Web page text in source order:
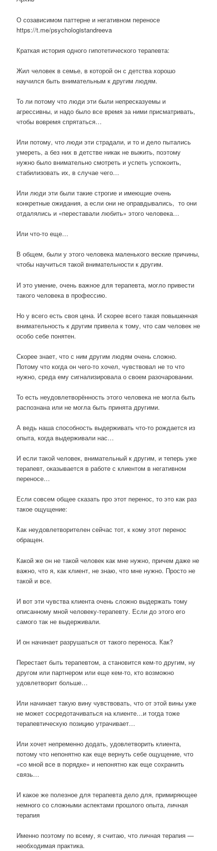
О созависимом паттерне и негативном переносе
https://t.me/psychologistandreeva
Краткая история одного гипотетического терапевта:
Жил человек в семье, в которой он с детства хорошо
научился быть внимательным к другим людям.
То ли потому что люди эти были непресказуемы и
агрессивны, и надо было все время за ними присматривать,
чтобы вовремя спрятаться…
Или потому, что люди эти страдали, и то и дело пытались
умереть, а без них в детстве никак не выжить, поэтому
нужно было внимательно смотреть и успеть успокоить,
стабилизовать их, в случае чего…
Или люди эти были такие строгие и имеющие очень
конкретные ожидания, а если они не оправдывались, то они
отдалялись и «переставали любить» этого человека…
Или что-то еще…
В общем, были у этого человека маленького веские причины,
чтобы научиться такой внимательности к другим.
И это умение, очень важное для терапевта, могло привести
такого человека в профессию.
Но у всего есть своя цена. И скорее всего такая повышенная
внимательность к другим привела к тому, что сам человек не
особо себе понятен.
Скорее знает, что с ним другим людям очень сложно.
Потому что когда он чего-то хочел, чувствовал не то что
нужно, среда ему сигнализировала о своем разочаровании.
То есть неудовлетворённость этого человека не могла быть
распознана или не могла быть принята другими.
А ведь наша способность выдерживать что-то рождается из
опыта, когда выдерживали нас…
И если такой человек, внимательный к другим, и теперь уже
терапевт, оказывается в работе с клиентом в негативном
переносе…
Если совсем общее сказать про этот перенос, то это как раз
такое ощущение:
Как неудовлетворителен сейчас тот, к кому этот перенос
обращен.
Какой же он не такой человек как мне нужно, причем даже не
важно, что я, как клиент, не знаю, что мне нужно. Просто не
такой и все.
И вот эти чувства клиента очень сложно выдержать тому
описанному мной человеку-терапевту. Если до этого его
самого так не выдерживали.
И он начинает разрушаться от такого переноса. Как?
Перестает быть терапевтом, а становится кем-то другим, ну
другом или партнером или еще кем-то, кто возможно
удовлетворит больше…
Или начинает такую вину чувствовать, что от этой вины уже
не может сосредотачиваться на клиенте…и тогда тоже
терапевтическую позицию утрачивает…
Или хочет непременно додать, удовлетворить клиента,
потому что непонятно как еще вернуть себе ощущение, что
«со мной все в порядке» и непонятно как еще сохранить
связь…
И какое же полезное для терапевта дело для, примиряющее
немного со сложными аспектами прошлого опыта, личная
терапия
Именно поэтому по всему, я считаю, что личная терапия —
необходимая практика.